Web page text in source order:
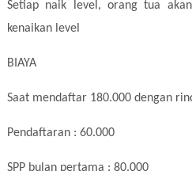
Setiap naik level, orang tua
kenaikan level
BIAYA
Saat mendaftar 180.000 dengan
Pendaftaran : 60.000
SPP bulan pertama : 80.000